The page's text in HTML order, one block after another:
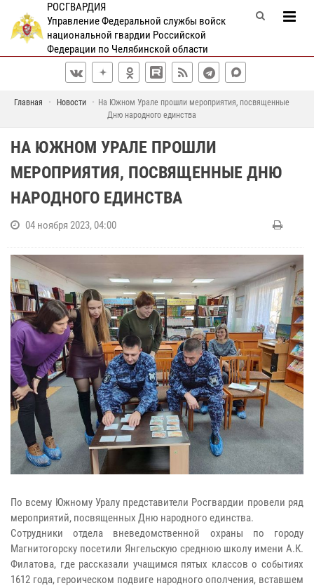
РОСГВАРДИЯ
Управление Федеральной службы войск
национальной гвардии Российской
Федерации по Челябинской области
Главная Новости
На Южном Урале прошли мероприятия, посвященные
Дню народного единства
НА ЮЖНОМ УРАЛЕ ПРОШЛИ
МЕРОПРИЯТИЯ, ПОСВЯЩЕННЫЕ ДНЮ
НАРОДНОГО ЕДИНСТВА
04 ноября 2023, 04:00
По всему Южному Уралу представители Росгвардии провели ряд
мероприятий, посвященных Дню народного единства.
Сотрудники отдела вневедомственной охраны по городу
Магнитогорску посетили Янгельскую среднюю школу имени А.К.
Филатова, где рассказали учащимся пятых классов о событиях
1612 года, героическом подвиге народного ополчения, вставшем